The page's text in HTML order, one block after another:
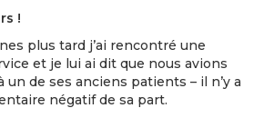
!
plus tard j’ai rencontré une
et je lui ai dit que nous avions
un de ses anciens patients – il n’y a
négatif de sa part.